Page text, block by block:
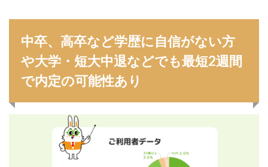
中卒、高卒など学歴に自信がない方
や大学・短大中退などでも最短2週間
で内定の可能性あり